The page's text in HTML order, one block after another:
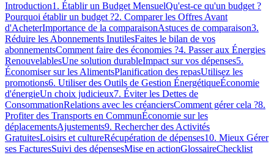
Introduction1. Établir un Budget MensuelQu'est-ce qu'un budget ?
Pourquoi établir un budget ?2. Comparer les Offres Avant
d'AcheterImportance de la comparaisonAstuces de comparaison3.
Réduire les Abonnements InutilesFaites le bilan de vos
abonnementsComment faire des économies ?4. Passer aux Énergies
RenouvelablesUne solution durableImpact sur vos dépenses5.
Économiser sur les AlimentsPlanification des repasUtilisez les
promotions6. Utiliser des Outils de Gestion ÉnergétiqueÉconomie
d'énergieUn choix judicieux7. Éviter les Dettes de
ConsommationRelations avec les créanciersComment gérer cela ?8.
Profiter des Transports en CommunÉconomie sur les
déplacementsAjustements9. Rechercher des Activités
GratuitesLoisirs et cultureRécupération de dépenses10. Mieux Gérer
ses FacturesSuivi des dépensesMise en actionGlossaireChecklist